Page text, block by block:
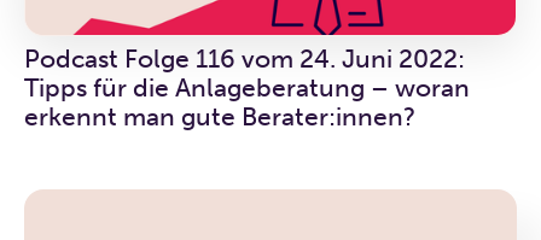
Podcast Folge 116 vom 24. Juni 2022:
Tipps für die Anlageberatung – woran
erkennt man gute Berater:innen?